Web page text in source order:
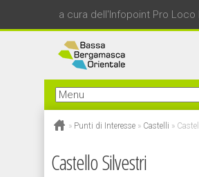
a cura dell'Infopoint Pro Loco
» Punti di Interesse » Castelli »
Castello Silvestri